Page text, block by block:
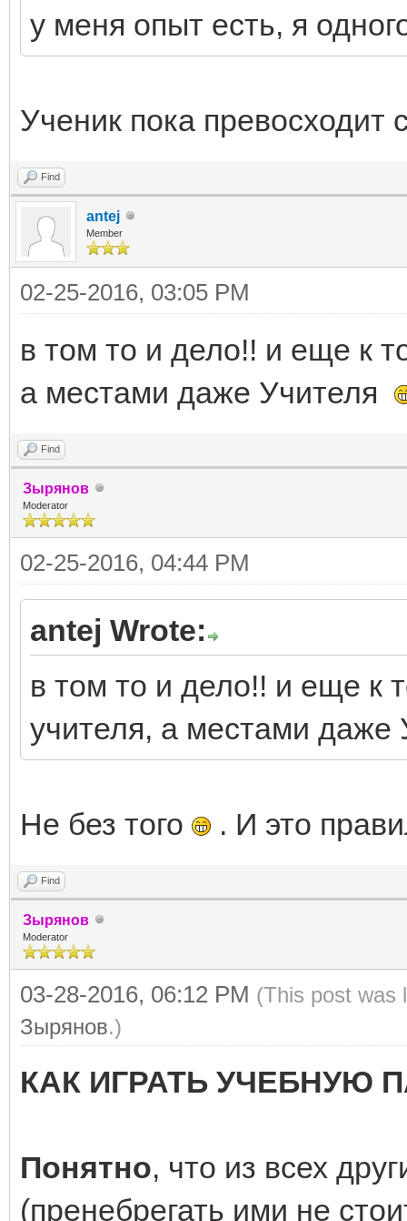
у меня опыт есть, я
Ученик пока превосходит
Find
antej
Member
02-25-2016, 03:05 PM
в том то и дело!! и еще к
а местами даже Учителя
Find
Зырянов
Moderator
02-25-2016, 04:44 PM
antej Wrote:
в том то и дело!! и еще к
учителя, а местами
Не без того . И это
Find
Зырянов
Moderator
03-28-2016, 06:12 PM (This post was
Зырянов.)
КАК ИГРАТЬ УЧЕБНУЮ
Понятно, что из всех
(пренебрегать ими не